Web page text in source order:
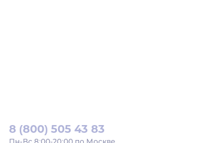
8 (800) 505 43 83